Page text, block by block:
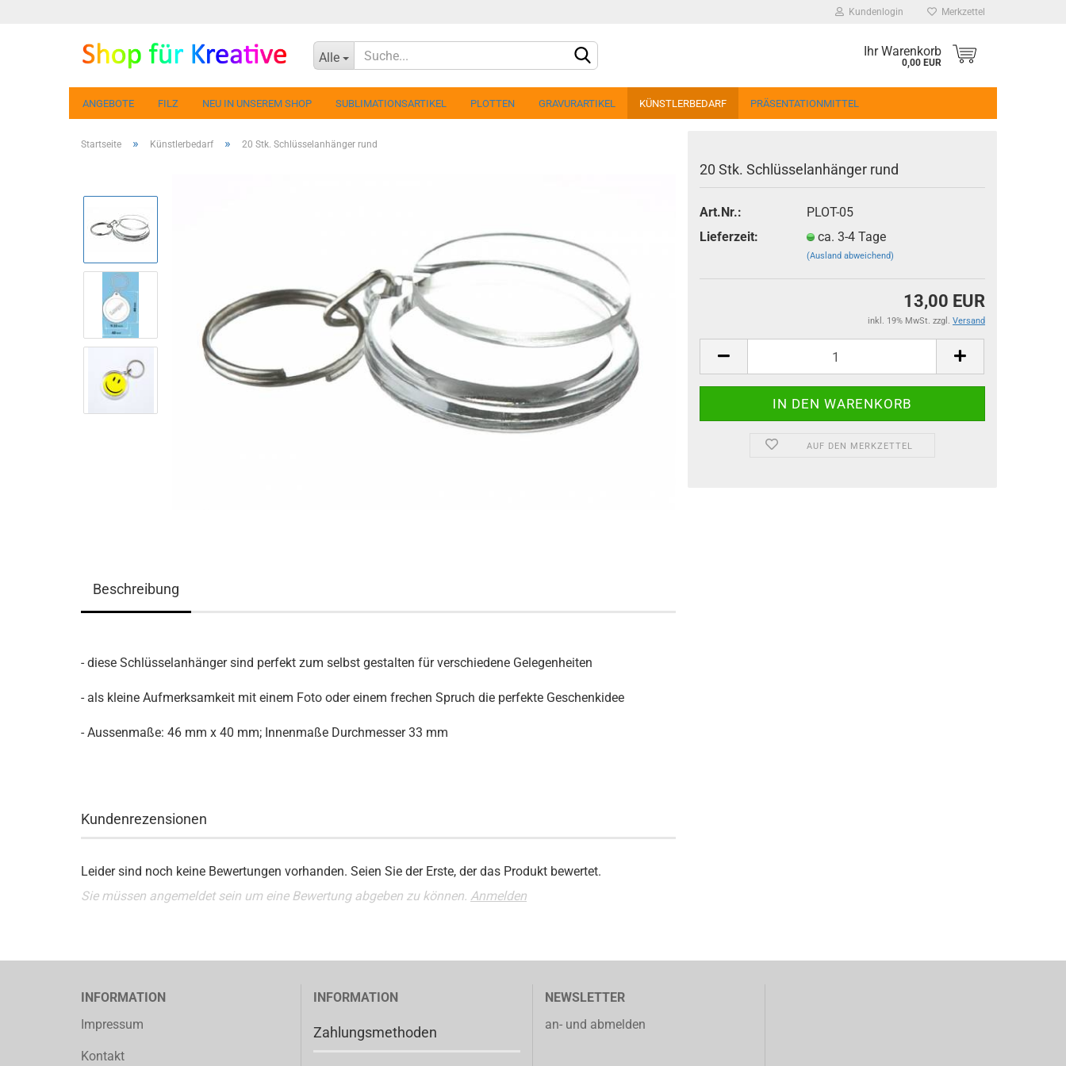
Kundenlogin
Konto erstellen
Merkzettel
Alle Ihr Warenkorb
0,00 EUR
ANGEBOTE FILZ NEU IN UNSEREM SHOP SUBLIMATIONSARTIKEL PLOTTEN GRAVURARTIKEL KÜNSTLERBEDARF PRÄSENTATIONMITTEL
Startseite » Künstlerbedarf » 20 Stk. Schlüsselanhänger rund
20 Stk. Schlüsselanhänger rund
Art.Nr.:
PLOT-05
Lieferzeit:
ca. 3-4 Tage
(Ausland abweichend)
13,00 EUR
inkl. 19% MwSt. zzgl. Versand
AUF DEN MERKZETTEL
Beschreibung
- diese Schlüsselanhänger sind perfekt zum selbst gestalten für verschiedene Gelegenheiten
- als kleine Aufmerksamkeit mit einem Foto oder einem frechen Spruch die perfekte Geschenkidee
- Aussenmaße: 46 mm x 40 mm; Innenmaße Durchmesser 33 mm
Kundenrezensionen
Leider sind noch keine Bewertungen vorhanden. Seien Sie der Erste, der das Produkt bewertet.
Sie müssen angemeldet sein um eine Bewertung abgeben zu können. Anmelden
INFORMATION
Impressum
Kontakt
INFORMATION
Zahlungsmethoden
NEWSLETTER
an- und abmelden